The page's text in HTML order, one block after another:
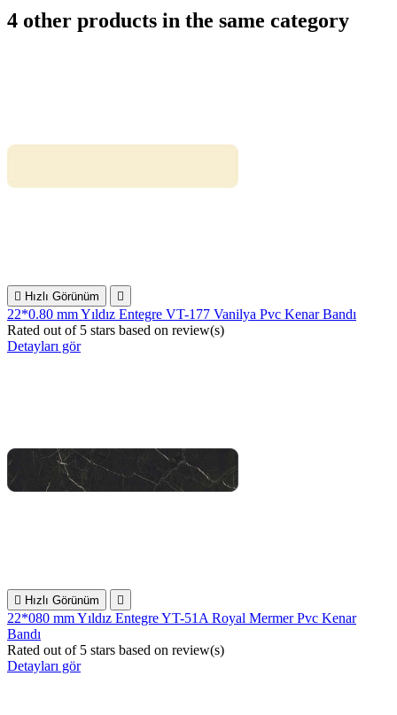
4 other products in the same category
 Hızlı Görünüm 
22*0.80 mm Yıldız Entegre VT-177 Vanilya Pvc Kenar Bandı
Rated out of 5 stars based on review(s)
Detayları gör
 Hızlı Görünüm 
22*080 mm Yıldız Entegre YT-51A Royal Mermer Pvc Kenar
Bandı
Rated out of 5 stars based on review(s)
Detayları gör